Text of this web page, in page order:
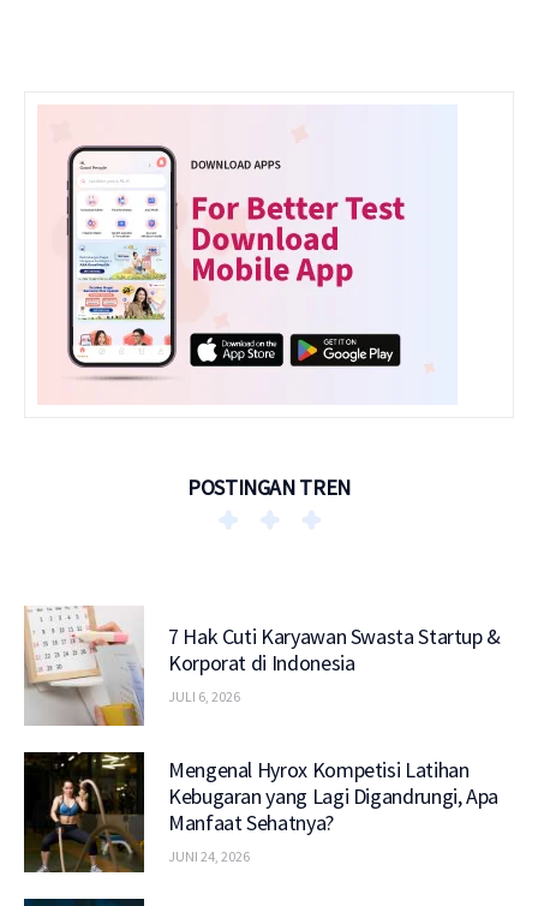
POSTINGAN TREN
7 Hak Cuti Karyawan Swasta Startup &
Korporat di Indonesia
JULI 6, 2026
Mengenal Hyrox Kompetisi Latihan
Kebugaran yang Lagi Digandrungi, Apa
Manfaat Sehatnya?
JUNI 24, 2026